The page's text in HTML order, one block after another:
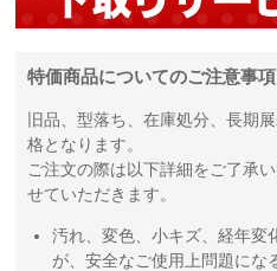
特価商品についてのご注意事項
旧品、型落ち、在庫処分、長期
格となります。
ご注文の際は以下詳細をご了承
せていただきます。
汚れ、変色、小キズ、経年変
が、安全なご使用上問題にな